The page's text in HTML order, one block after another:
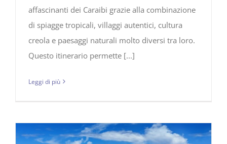
affascinanti dei Caraibi grazie alla combinazione
di spiagge tropicali, villaggi autentici, cultura
creola e paesaggi naturali molto diversi tra loro.
Questo itinerario permette [...]
Leggi di più